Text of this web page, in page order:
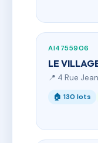
AI4755906
LE
📍 4 Rue
🏠 130 lots